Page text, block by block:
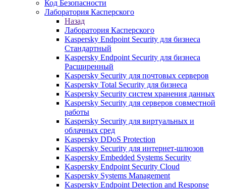
Код Безопасности
Лаборатория Касперского
Назад
Лаборатория Касперского
Kaspersky Endpoint Security для бизнеса
Стандартный
Kaspersky Endpoint Security для бизнеса
Расширенный
Kaspersky Security для почтовых серверов
Kaspersky Total Security для бизнеса
Kaspersky Security систем хранения данных
Kaspersky Security для серверов совместной
работы
Kaspersky Security для виртуальных и
облачных сред
Kaspersky DDoS Protection
Kaspersky Security для интернет-шлюзов
Kaspersky Embedded Systems Security
Kaspersky Endpoint Security Cloud
Kaspersky Systems Management
Kaspersky Endpoint Detection and Response